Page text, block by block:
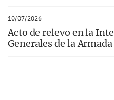
10/07/2026
Acto de relevo en la
Generales de la